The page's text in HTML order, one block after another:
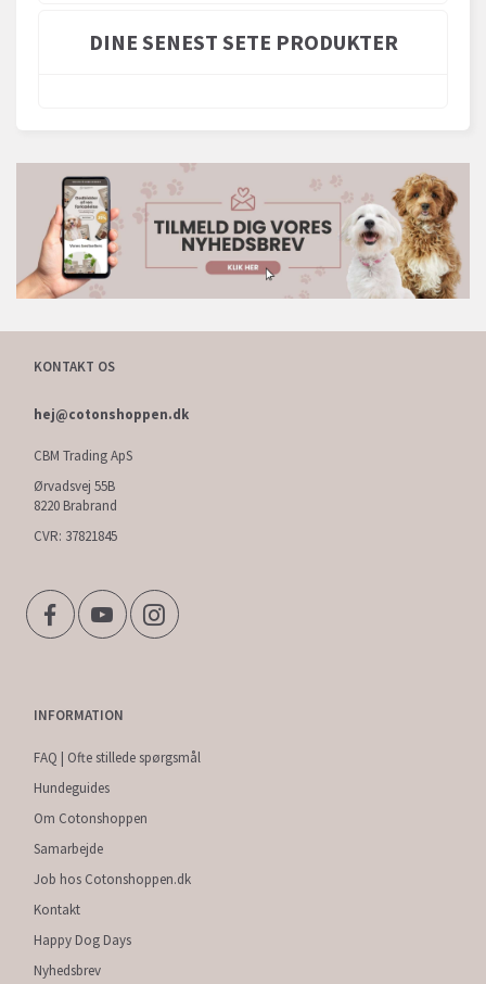
DINE SENEST SETE PRODUKTER
KONTAKT OS
hej@cotonshoppen.dk
CBM Trading ApS
Ørvadsvej 55B
8220 Brabrand
CVR: 37821845
INFORMATION
FAQ | Ofte stillede spørgsmål
Hundeguides
Om Cotonshoppen
Samarbejde
Job hos Cotonshoppen.dk
Kontakt
Happy Dog Days
Nyhedsbrev